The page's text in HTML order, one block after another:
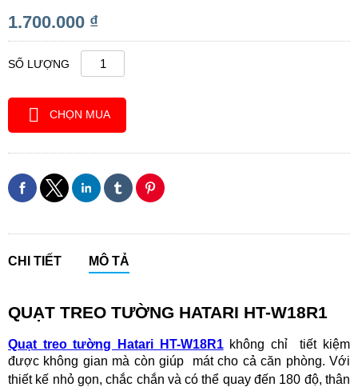
1.700.000 ₫
SỐ LƯỢNG
CHỌN MUA
CHI TIẾT MÔ TẢ
QUẠT TREO TƯỜNG HATARI HT-W18R1
Quạt treo tường Hatari HT-W18R1không chỉ tiết kiệm
được không gian mà còn giúp mát cho cả căn phòng. Với
thiết kế nhỏ gọn, chắc chắn và có thể quay đến 180 độ, thân